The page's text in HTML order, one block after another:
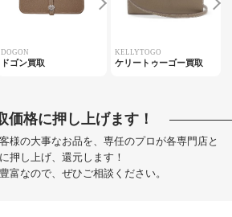
DOGON
ドゴン買取
KELLYTOGO
ケリートゥーゴー買取
価格に押し上げます！
様の大事なお品を、専任のプロが各専門店と
押し上げ、還元します！
富なので、ぜひご相談ください。